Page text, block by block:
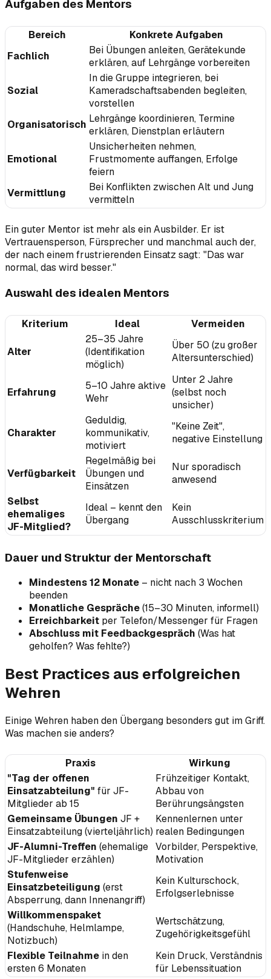
Aufgaben des Mentors
Bereich
Konkrete Aufgaben
Fachlich
Bei Übungen anleiten, Gerätekunde
erklären, auf Lehrgänge vorbereiten
Sozial
In die Gruppe integrieren, bei
Kameradschaftsabenden begleiten,
vorstellen
Organisatorisch Lehrgänge koordinieren, Termine
erklären, Dienstplan erläutern
Emotional
Unsicherheiten nehmen,
Frustmomente auffangen, Erfolge
feiern
Vermittlung
Bei Konflikten zwischen Alt und Jung
vermitteln
Ein guter Mentor ist mehr als ein Ausbilder. Er ist
Vertrauensperson, Fürsprecher und manchmal auch der,
der nach einem frustrierenden Einsatz sagt: "Das war
normal, das wird besser."
Auswahl des idealen Mentors
Kriterium Ideal Vermeiden
Alter
25–35 Jahre
(Identifikation
möglich)
Über 50 (zu großer
Altersunterschied)
Erfahrung
5–10 Jahre aktive
Wehr
Unter 2 Jahre
(selbst noch
unsicher)
Charakter
Geduldig,
kommunikativ,
motiviert
"Keine Zeit",
negative Einstellung
Verfügbarkeit
Regelmäßig bei
Übungen und
Einsätzen
Nur sporadisch
anwesend
Selbst
ehemaliges
JF-Mitglied?
Ideal – kennt den
Übergang
Kein
Ausschlusskriterium
Dauer und Struktur der Mentorschaft
Mindestens 12 Monate – nicht nach 3 Wochen
beenden
Monatliche Gespräche(15–30 Minuten, informell)
Erreichbarkeit per Telefon/Messenger für Fragen
Abschluss mit Feedbackgespräch (Was hat
geholfen? Was fehlte?)
Best Practices aus erfolgreichen
Wehren
Einige Wehren haben den Übergang besonders gut im Griff.
Was machen sie anders?
Praxis
Wirkung
"Tag der offenen
Einsatzabteilung" für JF-
Mitglieder ab 15
Frühzeitiger Kontakt,
Abbau von
Berührungsängsten
Gemeinsame Übungen JF +
Einsatzabteilung (vierteljährlich)
Kennenlernen unter
realen Bedingungen
JF-Alumni-Treffen (ehemalige
JF-Mitglieder erzählen)
Vorbilder, Perspektive,
Motivation
Stufenweise
Einsatzbeteiligung (erst
Absperrung, dann Innenangriff)
Kein Kulturschock,
Erfolgserlebnisse
Willkommenspaket
(Handschuhe, Helmlampe,
Notizbuch)
Wertschätzung,
Zugehörigkeitsgefühl
Flexible Teilnahme in den
ersten 6 Monaten
Kein Druck, Verständnis
für Lebenssituation